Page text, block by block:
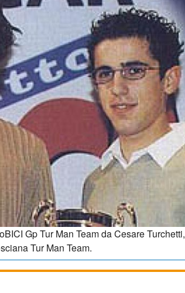
Gp Tur Man Team da Cesare Turchetti,
Tur Man Team.